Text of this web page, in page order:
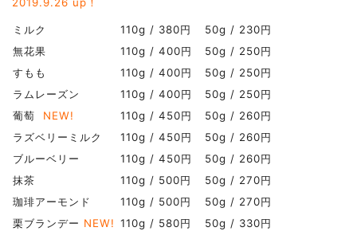
ミルク 110g / 380円
50g / 230円
無花果
110g / 400円
50g / 250円
すもも
110g / 400円
50g / 250円
ラムレーズン
110g / 400円
50g / 250円
葡萄 NEW! 110g / 450円
50g / 260円
ラズベリーミルク
110g / 450円
50g / 260円
ブルーベリー
110g / 450円
50g / 260円
抹茶
110g / 500円
50g / 270円
珈琲アーモンド
110g / 500円
50g / 270円
栗ブランデー NEW! 110g / 580円 50g / 330円